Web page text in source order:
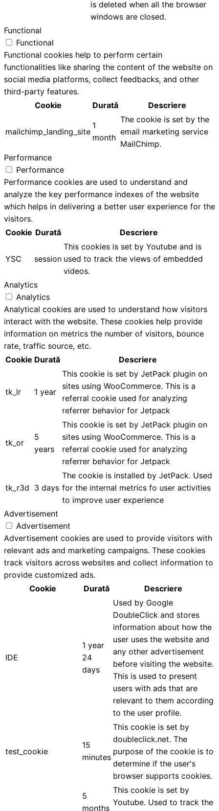
is deleted when all the browser
windows are closed.
Functional
Functional
Functional cookies help to perform certain
functionalities like sharing the content of the website on
social media platforms, collect feedbacks, and other
third-party features.
Cookie
Durată Descriere
mailchimp_landing_site
1
month
The cookie is set by the
email marketing service
MailChimp.
Performance
Performance
Performance cookies are used to understand and
analyze the key performance indexes of the website
which helps in delivering a better user experience for the
visitors.
Cookie Durată Descriere
YSC session
This cookies is set by Youtube and is
used to track the views of embedded
videos.
Analytics
Analytics
Analytical cookies are used to understand how visitors
interact with the website. These cookies help provide
information on metrics the number of visitors, bounce
rate, traffic source, etc.
Cookie Durată Descriere
tk_lr 1 year
This cookie is set by JetPack plugin on
sites using WooCommerce. This is a
referral cookie used for analyzing
referrer behavior for Jetpack
tk_or
5
years
This cookie is set by JetPack plugin on
sites using WooCommerce. This is a
referral cookie used for analyzing
referrer behavior for Jetpack
tk_r3d 3 days
The cookie is installed by JetPack. Used
for the internal metrics fo user activities
to improve user experience
Advertisement
Advertisement
Advertisement cookies are used to provide visitors with
relevant ads and marketing campaigns. These cookies
track visitors across websites and collect information to
provide customized ads.
Cookie
Durată Descriere
IDE
1 year
24
days
Used by Google
DoubleClick and stores
information about how the
user uses the website and
any other advertisement
before visiting the website.
This is used to present
users with ads that are
relevant to them according
to the user profile.
test_cookie
15
minutes
This cookie is set by
doubleclick.net. The
purpose of the cookie is to
determine if the user's
browser supports cookies.
5
months
This cookie is set by
Youtube. Used to track the